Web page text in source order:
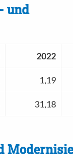
und
2022
1,19
31,18